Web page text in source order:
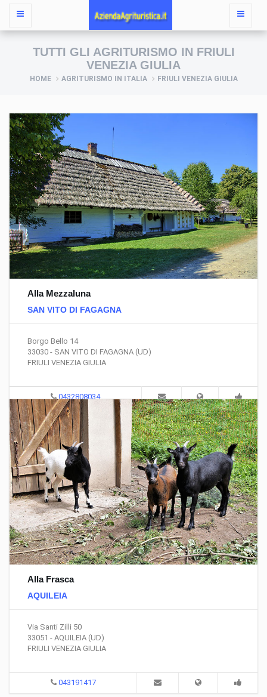
TUTTI GLI AGRITURISMO IN FRIULI
VENEZIA GIULIA
HOME AGRITURISMO IN ITALIA FRIULI VENEZIA GIULIA
Alla Mezzaluna
SAN VITO DI FAGAGNA
Borgo Bello 14
33030 - SAN VITO DI FAGAGNA (UD)
FRIULI VENEZIA GIULIA
0432808034
Alla Frasca
AQUILEIA
Via Santi Zilli 50
33051 - AQUILEIA (UD)
FRIULI VENEZIA GIULIA
043191417